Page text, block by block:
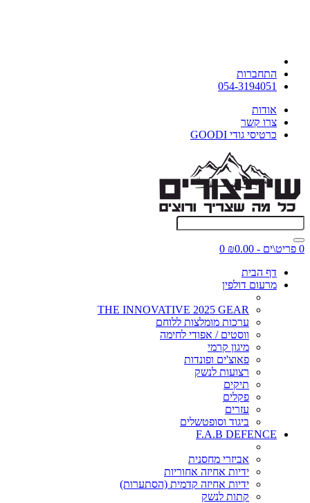
התחברות
054-3194051
אודות
צרו קשר
כרטיסי גודי GOODI
0 פריט\ים - ₪0.00
0
דף הבית
מרעום דולפין
THE INNOVATIVE 2025 GEAR
ערכות מומלצות ללוחם
ווסטים / אפודי לחימה
מיגון קרמי
פאוצ'ים ופונדות
רצועות לנשק
תיקים
פקלים
עזרים
ביגוד וסופטשלים
F.A.B DEFENCE
אביזרי מחסנית
ידיות אחיזה אחוריות
ידיות אחיזה קדמית (הסתערות)
קתות לנשק